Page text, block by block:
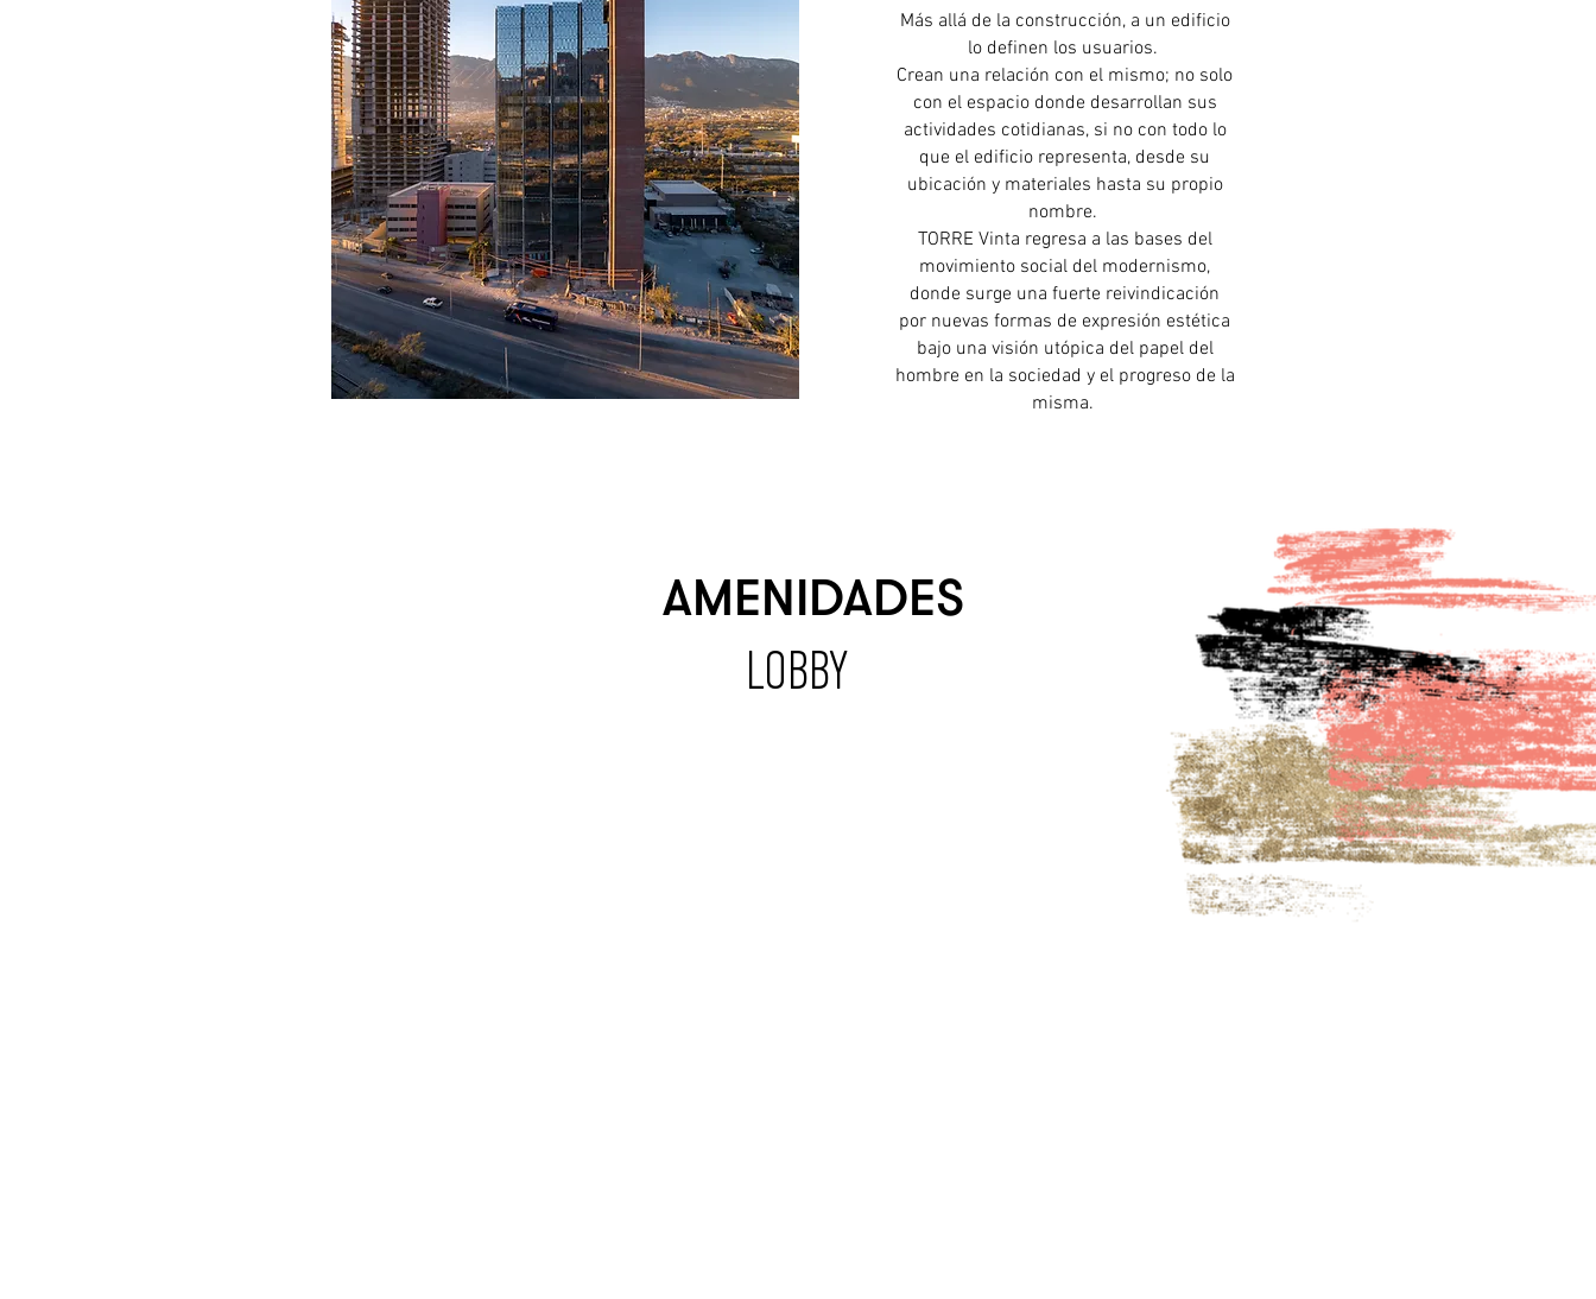
Más allá de la construcción, a un edificio
lo definen los usuarios.
Crean una relación con el mismo; no solo
con el espacio donde desarrollan sus
actividades cotidianas, si no con todo lo
que el edificio representa, desde su
ubicación y materiales hasta su propio
nombre.
TORRE Vinta regresa a las bases del
movimiento social del modernismo,
donde surge una fuerte reivindicación
por nuevas formas de expresión estética
bajo una visión utópica del papel del
hombre en la sociedad y el progreso de la
misma.
AMENIDADES
LOBBY